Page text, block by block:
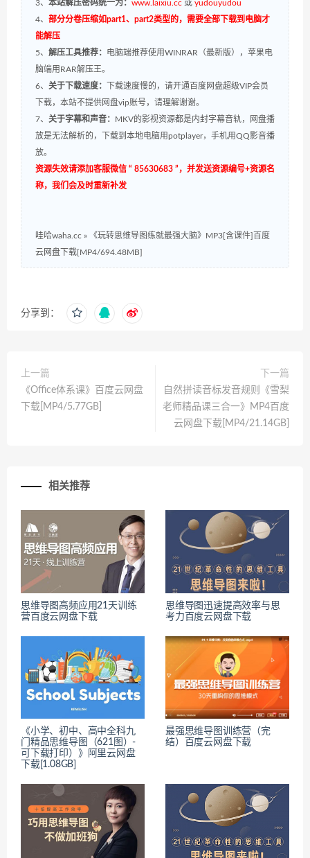
3、 本站解压密码统一为： www.laixiu.cc 或 yudouyudou
4、 部分分卷压缩如part1、part2类型的，需要全部下载到电脑才
能解压
5、 解压工具推荐： 电脑端推荐使用WINRAR（最新版），苹果电
脑端用RAR解压王。
6、 关于下载速度：
下载速度慢的，请开通百度网盘超级VIP会员
下载，本站不提供网盘vip账号，请理解谢谢。
7、 关于字幕和声音： MKV的影视资源都是内封字幕音轨，网盘播
放是无法解析的，下载到本地电脑用potplayer，手机用QQ影音播
放。
资源失效请添加客服微信 “ 85630683 ”，并发送资源编号+资源名
称，我们会及时重新补发
哇哈waha.cc »
《玩转思维导图练就最强大脑》MP3[含课件]百度
云网盘下载[MP4/694.48MB]
分享到：
上一篇
《Office体系课》百度云网盘
下载[MP4/5.77GB]
下一篇
自然拼读音标发音规则《雪梨
老师精品课三合一》MP4百度
云网盘下载[MP4/21.14GB]
相关推荐
思维导图高频应用21天训练
营百度云网盘下载
思维导图迅速提高效率与思
考力百度云网盘下载
《小学、初中、高中全科九
门精品思维导图（621图）-
可下载打印）》阿里云网盘
下载[1.08GB]
最强思维导图训练营（完
结）百度云网盘下载